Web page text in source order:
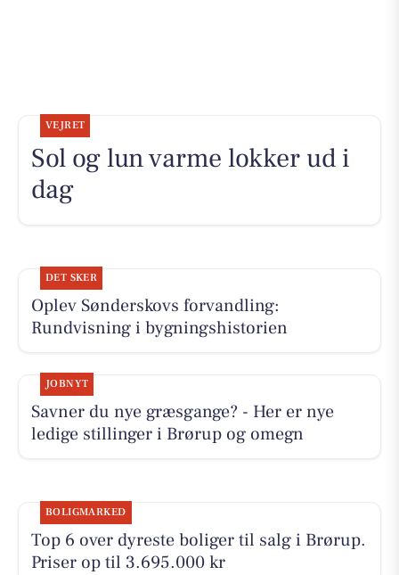
VEJRET
Sol og lun varme lokker ud i
dag
DET SKER
Oplev Sønderskovs forvandling:
Rundvisning i bygningshistorien
JOBNYT
Savner du nye græsgange? - Her er nye
ledige stillinger i Brørup og omegn
BOLIGMARKED
Top 6 over dyreste boliger til salg i Brørup.
Priser op til 3.695.000 kr